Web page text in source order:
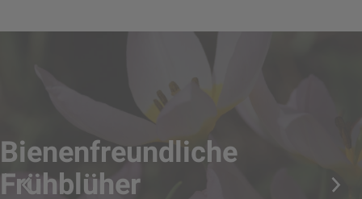
Bienenfreundliche
Frühblüher